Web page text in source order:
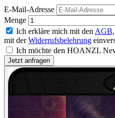
E-Mail-Adresse
Menge
Ich erkläre mich mit den AGB
mit derWiderrufsbelehrung
Ich möchte den HOANZL